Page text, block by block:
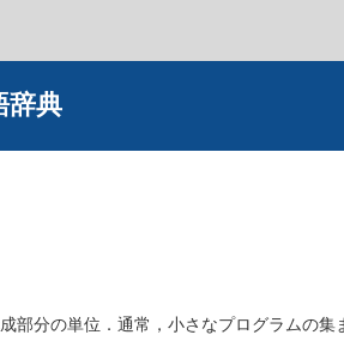
辞典
部分の単位．通常，小さなプログラムの